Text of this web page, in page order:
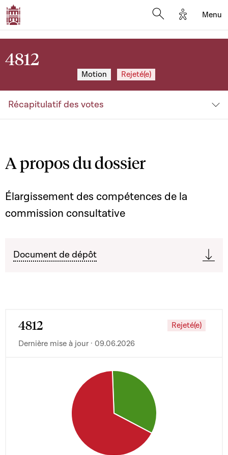
Options
Menu
4812
Motion Rejeté(e)
Récapitulatif des votes
A propos du dossier
Élargissement des compétences de la
commission consultative
Document de dépôt
4812
Rejeté(e)
Dernière mise à jour · 09.06.2026